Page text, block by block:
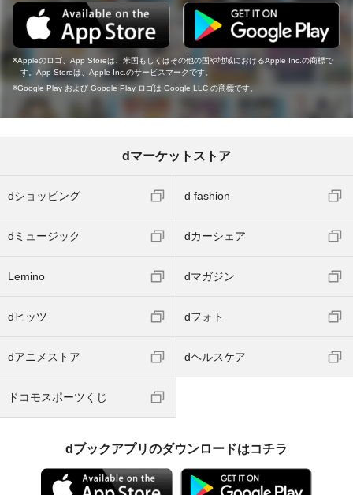
Appleのロゴ、App Storeは、米国もしくはその他の国や地域におけるApple Inc.の商標で
す。App Storeは、Apple Inc.のサービスマークです。
Google Play および Google Play ロゴは Google LLC の商標です。
dマーケットストア
dショッピング d fashion
dミュージック dカーシェア
Lemino dマガジン
dヒッツ dフォト
dアニメストア dヘルスケア
ドコモスポーツくじ
dブックアプリのダウンロードはコチラ